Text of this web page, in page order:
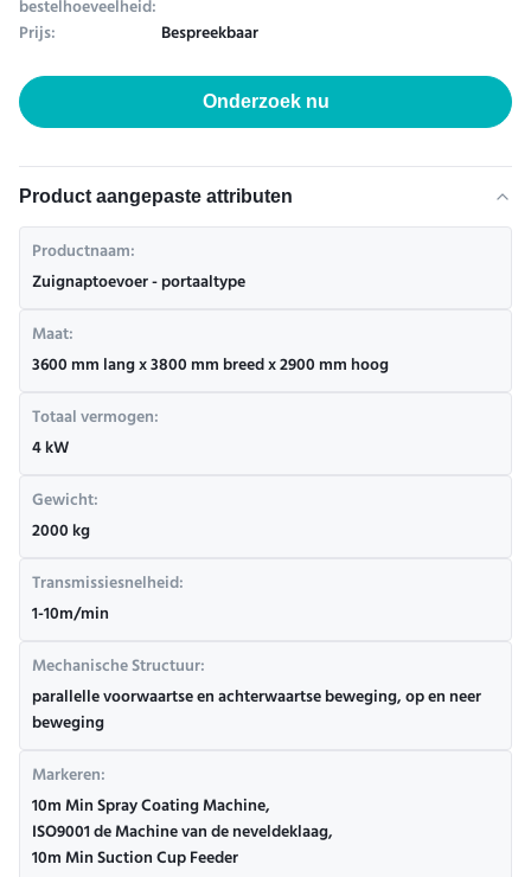
bestelhoeveelheid:
Prijs:
Bespreekbaar
Onderzoek nu
Product aangepaste attributen
Productnaam:
Zuignaptoevoer - portaaltype
Maat:
3600 mm lang x 3800 mm breed x 2900 mm hoog
Totaal vermogen:
4 kW
Gewicht:
2000 kg
Transmissiesnelheid:
1-10m/min
Mechanische Structuur:
parallelle voorwaartse en achterwaartse beweging, op en neer
beweging
Markeren:
10m Min Spray Coating Machine,
ISO9001 de Machine van de neveldeklaag,
10m Min Suction Cup Feeder